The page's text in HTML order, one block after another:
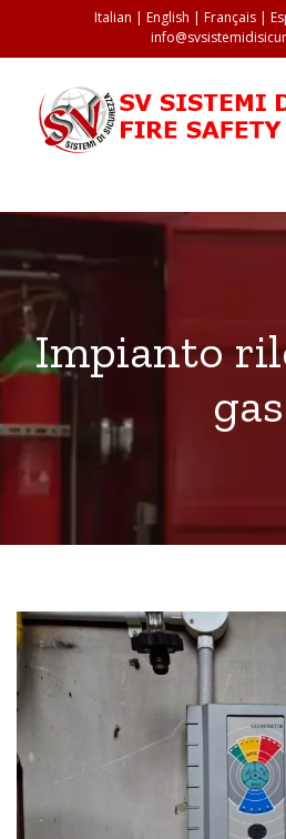
Italian | English | Français|
Impianto
gas